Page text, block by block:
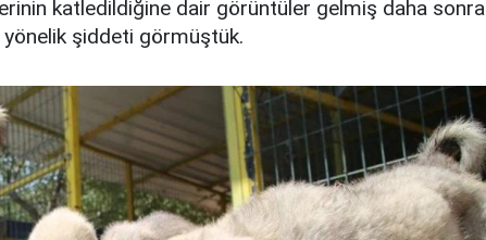
katledildiğine dair görüntüler gelmiş daha sonra
yönelik şiddeti görmüştük.